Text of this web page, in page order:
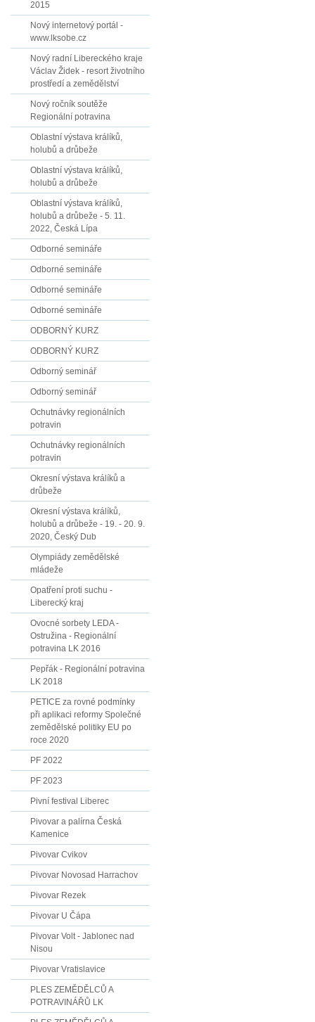
2015
Nový internetový portál -
www.lksobe.cz
Nový radní Libereckého kraje
Václav Židek - resort životního
prostředí a zemědělství
Nový ročník soutěže
Regionální potravina
Oblastní výstava králíků,
holubů a drůbeže
Oblastní výstava králíků,
holubů a drůbeže
Oblastní výstava králíků,
holubů a drůbeže - 5. 11.
2022, Česká Lípa
Odborné semináře
Odborné semináře
Odborné semináře
Odborné semináře
ODBORNÝ KURZ
ODBORNÝ KURZ
Odborný seminář
Odborný seminář
Ochutnávky regionálních
potravin
Ochutnávky regionálních
potravin
Okresní výstava králíků a
drůbeže
Okresní výstava králíků,
holubů a drůbeže - 19. - 20. 9.
2020, Český Dub
Olympiády zemědělské
mládeže
Opatření proti suchu -
Liberecký kraj
Ovocné sorbety LEDA -
Ostružina - Regionální
potravina LK 2016
Pepřák - Regionální potravina
LK 2018
PETICE za rovné podmínky
při aplikaci reformy Společné
zemědělské politiky EU po
roce 2020
PF 2022
PF 2023
Pivní festival Liberec
Pivovar a palírna Česká
Kamenice
Pivovar Cvikov
Pivovar Novosad Harrachov
Pivovar Rezek
Pivovar U Čápa
Pivovar Volt - Jablonec nad
Nisou
Pivovar Vratislavice
PLES ZEMĚDĚLCŮ A
POTRAVINÁŘŮ LK